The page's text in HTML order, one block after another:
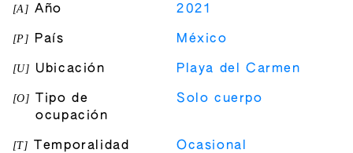
[A ] Año 2021
[P] País México
[U] Ubicación Playa del Carmen
[O]
Tipo de
ocupación
Solo cuerpo
[T] Temporalidad Ocasional